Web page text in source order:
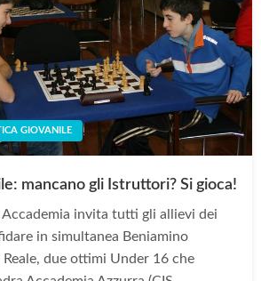
GIOVANILE
mancano gli Istruttori? Si gioca!
Accademia invita tutti gli allievi dei
in simultanea Beniamino
Reale, due ottimi Under 16 che